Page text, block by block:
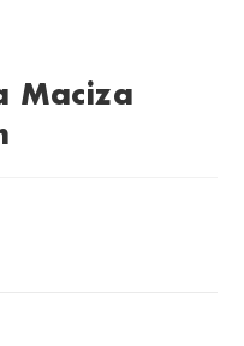
Maciza